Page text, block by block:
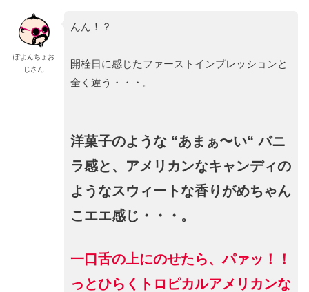
ぽよんちょお
じさん
んん！？
開栓日に感じたファーストインプレッションと
全く違う・・・。
洋菓子のような “あまぁ〜い“ バニ
ラ感と、アメリカンなキャンディの
ようなスウィートな香りがめちゃん
こエエ感じ・・・。
一口舌の上にのせたら、パァッ！！
っとひらくトロピカルアメリカンな